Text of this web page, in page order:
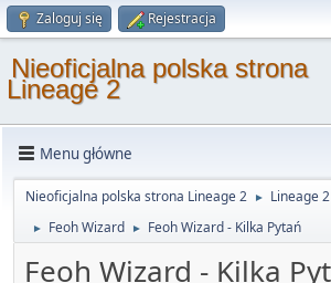
Zaloguj się Rejestracja
Nieoficjalna polska strona
Lineage 2
Menu główne
Nieoficjalna polska strona Lineage 2 ► Lineage 2
► Feoh Wizard ► Feoh Wizard - Kilka Pytań
Feoh Wizard - Kilka